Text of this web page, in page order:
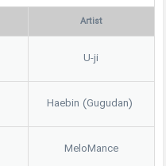
Artist
U-ji
MeloMance